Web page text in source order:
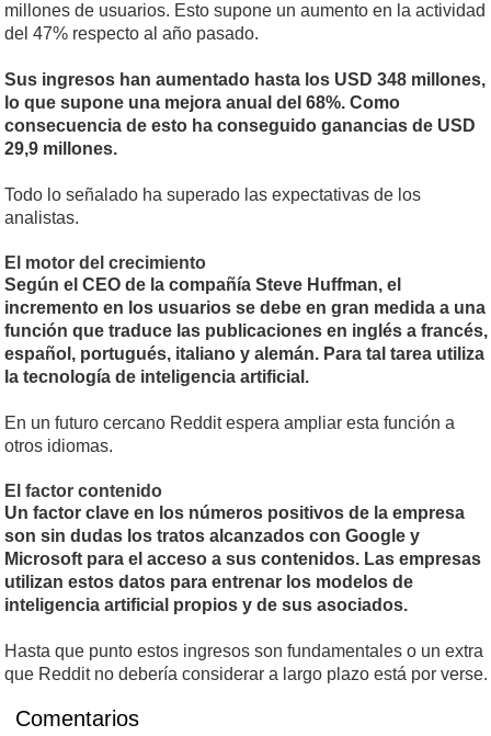
millones de usuarios. Esto supone un aumento en la actividad
del 47% respecto al año pasado.
Sus ingresos han aumentado hasta los USD 348 millones,
lo que supone una mejora anual del 68%. Como
consecuencia de esto ha conseguido ganancias de USD
29,9 millones.
Todo lo señalado ha superado las expectativas de los
analistas.
El motor del crecimiento
Según el CEO de la compañía Steve Huffman, el
incremento en los usuarios se debe en gran medida a una
función que traduce las publicaciones en inglés a francés,
español, portugués, italiano y alemán. Para tal tarea utiliza
la tecnología de inteligencia artificial.
En un futuro cercano Reddit espera ampliar esta función a
otros idiomas.
El factor contenido
Un factor clave en los números positivos de la empresa
son sin dudas los tratos alcanzados con Google y
Microsoft para el acceso a sus contenidos. Las empresas
utilizan estos datos para entrenar los modelos de
inteligencia artificial propios y de sus asociados.
Hasta que punto estos ingresos son fundamentales o un extra
que Reddit no debería considerar a largo plazo está por verse.
Comentarios